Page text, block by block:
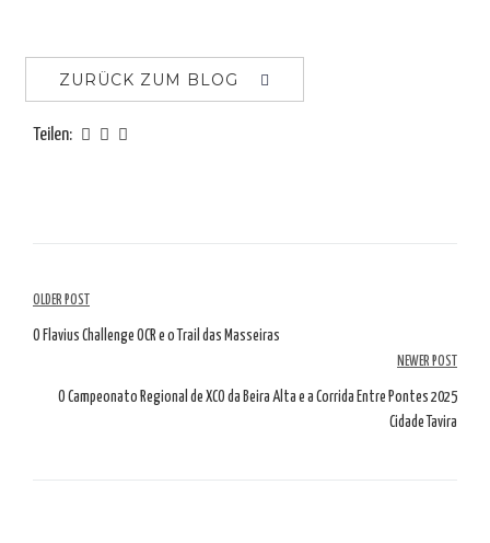
ZURÜCK ZUM BLOG
Teilen:
Artikelübersicht
OLDER POST
O Flavius Challenge OCR e o Trail das Masseiras
NEWER POST
O Campeonato Regional de XCO da Beira Alta e a Corrida Entre Pontes 2025
Cidade Tavira